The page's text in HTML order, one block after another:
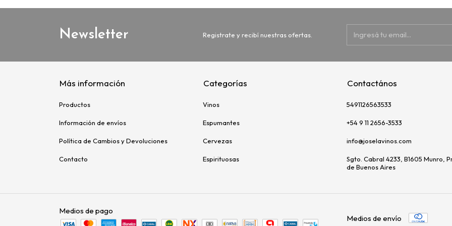
Newsletter Registrate y recibí nuestras ofertas.
Más información
Productos
Información de envíos
Política de Cambios y Devoluciones
Contacto
Categorías
Vinos
Espumantes
Cervezas
Espirituosas
Contactános
5491126563533
+54 9 11 2656-3533
info@joselavinos.com
Sgto. Cabral 4233, B1605 Munro,
de Buenos Aires
Medios de pago
Medios de envío